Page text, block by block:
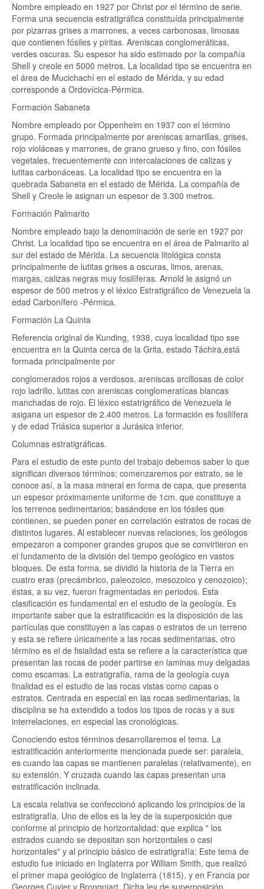
Nombre empleado en 1927 por Christ por el término de serie.
Forma una secuencia estratigráfica constituída principalmente
por pizarras grises a marrones, a veces carbonosas, limosas
que contienen fósiles y piritas. Areniscas conglomeráticas,
verdes oscuras. Su espesor ha sido estimado por la compañía
Shell y creole en 5000 metros. La localidad tipo se encuentra en
el área de Mucichachí en el estado de Mérida, y su edad
corresponde a Ordovícica-Pérmica.
Formación Sabaneta
Nombre empleado por Oppenheim en 1937 con el término
grupo. Formada principalmente por areniscas amarillas, grises,
rojo violáceas y marrones, de grano grueso y fino, con fósiles
vegetales, frecuentemente con intercalaciones de calizas y
lutitas carbonáceas. La localidad tipo se encuentra en la
quebrada Sabaneta en el estado de Mérida. La compañía de
Shell y Creole le asignan un espesor de 3.300 metros.
Formación Palmarito
Nombre empleado bajo la denominación de serie en 1927 por
Christ. La localidad tipo se encuentra en el área de Palmarito al
sur del estado de Mérida. La secuencia litológica consta
principalmente de lutitas grises a oscuras, limos, arenas,
margas, calizas negras muy fosilíferas. Arnold le asignó un
espesor de 500 metros y el léxico Estratigráfico de Venezuela la
edad Carbonífero -Pérmica.
Formación La Quinta
Referencia original de Kunding, 1938, cuya localidad tipo sse
encuentra en la Quinta cerca de la Grita, estado Táchira,está
formada principalmente por
conglomerados rojos a verdosos, areniscas arcillosas de color
rojo ladrillo, lutitas con areniscas conglomeratícas blancas
manchadas de rojo. El léxico estatrigráfico de Venezuela le
asigana un espesor de 2.400 metros. La formación es fosilífera
y de edad Triásica superior a Jurásica inferior.
Columnas estratigráficas.
Para el estudio de este punto del trabajo debemos saber lo que
significan diversos términos; comenzaremos por estrato, se le
conoce así, a la masa mineral en forma de capa, que presenta
un espesor próximamente uniforme de 1cm. que constituye a
los terrenos sedimentarios; basándose en los fósiles que
contienen, se pueden poner en correlación estratos de rocas de
distintos lugares. Al establecer nuevas relaciones, los geólogos
empezaron a componer grandes grupos que se convirtieron en
el fundamento de la división del tiempo geológico en vastos
bloques. De esta forma, se dividió la historia de la Tierra en
cuatro eras (precámbrico, paleozoico, mesozoico y cenozoico);
éstas, a su vez, fueron fragmentadas en periodos. Esta
clasificación es fundamental en el estudio de la geología. Es
importante saber que la estratificación es la disposición de las
partículas que constituyen a las capas o estratos de un terreno
y esta se refiere únicamente a las rocas sedimentarias, otro
término es el de fisialidad esta se refiere a la característica que
presentan las rocas de poder partirse en laminas muy delgadas
como escamas. La estratigrafía, rama de la geología cuya
finalidad es el estudio de las rocas vistas como capas o
estratos. Centrada en especial en las rocas sedimentarias, la
disciplina se ha extendido a todos los tipos de rocas y a sus
interrelaciones, en especial las cronológicas.
Conociendo estos términos desarrollaremos el tema. La
estratificación anteriormente mencionada puede ser: paralela,
es cuando las capas se mantienen paralelas (relativamente), en
su extensión. Y cruzada cuando las capas presentan una
estratificación inclinada.
La escala relativa se confeccionó aplicando los principios de la
estratigrafía. Uno de ellos es la ley de la superposición que
conforme al principio de horizontalidad: que explica " los
estrados cuando se depositan son horizontales o casi
horizontales" y al principio básico de estratigrafía: Este tema de
estudio fue iniciado en Inglaterra por William Smith, que realizó
el primer mapa geológico de Inglaterra (1815), y en Francia por
Georges Cuvier y Brongniart. Dicha ley de superposición